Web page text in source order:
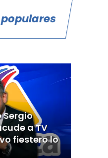
Sergio
a TV
fiestero lo